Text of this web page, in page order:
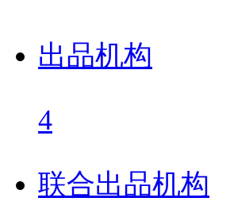
出品机构
4
联合出品机构